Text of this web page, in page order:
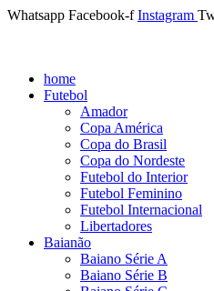
Whatsapp Facebook-f Instagram
home
Futebol
Amador
Copa América
Copa do Brasil
Copa do Nordeste
Futebol do Interior
Futebol Feminino
Futebol Internacional
Libertadores
Baianão
Baiano Série A
Baiano Série B